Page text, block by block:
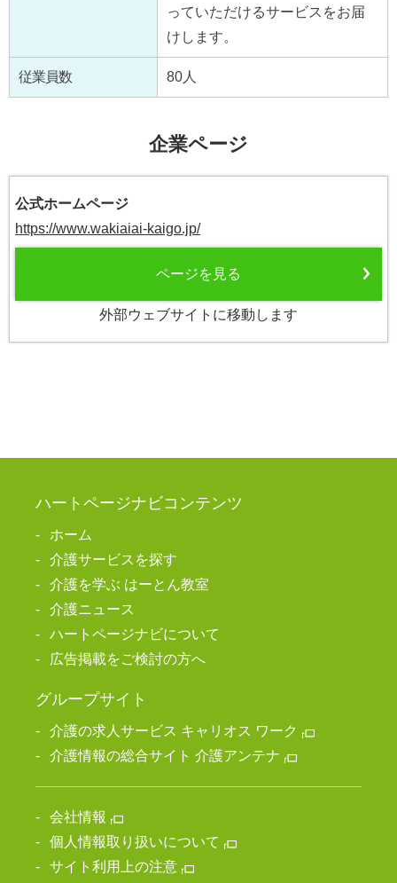
っていただけるサービスをお届
けします。
従業員数 80人
企業ページ
公式ホームページ
https://www.wakiaiai-kaigo.jp/
ページを見る
外部ウェブサイトに移動します
ハートページナビコンテンツ
ホーム
介護サービスを探す
介護を学ぶ はーとん教室
介護ニュース
ハートページナビについて
広告掲載をご検討の方へ
グループサイト
介護の求人サービス キャリオス ワーク
介護情報の総合サイト 介護アンテナ
会社情報
個人情報取り扱いについて
サイト利用上の注意